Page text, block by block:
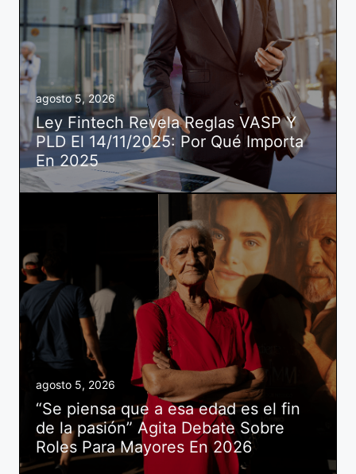
agosto 5, 2026
Ley Fintech Revela Reglas VASP Y
PLD El 14/11/2025: Por Qué Importa
En 2025
agosto 5, 2026
“Se piensa que a esa edad es el fin
de la pasión” Agita Debate Sobre
Roles Para Mayores En 2026